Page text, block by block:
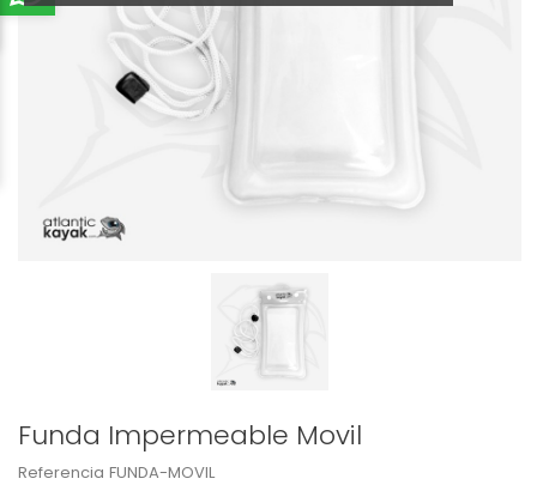
Funda Impermeable Movil
Referencia FUNDA-MOVIL